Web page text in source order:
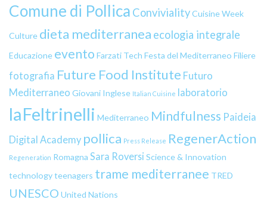
Comune di Pollica ConvivialityCuisine Week
Culture dieta mediterranea ecologia integrale
Educazione evento Farzati Tech Festa del Mediterraneo Filiere
fotografia Future Food Institute Futuro
Mediterraneo Giovani Inglese Italian Cuisine laboratorio
laFeltrinelli Mediterraneo Mindfulness Paideia
Digital Academy pollica Press Release RegenerAction
Regeneration Romagna Sara Roversi Science & Innovation
technologyteenagers trame mediterranee TRED
UNESCO United Nations